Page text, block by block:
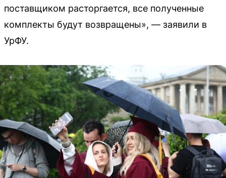
поставщиком расторгается, все полученные
комплекты будут возвращены», — заявили в
УрФУ.